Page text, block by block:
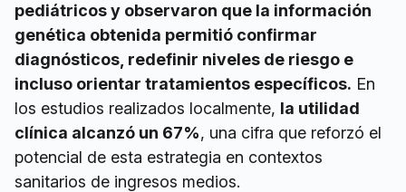
pediátricos y observaron que la información
genética obtenida permitió confirmar
diagnósticos, redefinir niveles de riesgo e
incluso orientar tratamientos específicos. En
los estudios realizados localmente, la utilidad
clínica alcanzó un 67%, una cifra que reforzó el
potencial de esta estrategia en contextos
sanitarios de ingresos medios.